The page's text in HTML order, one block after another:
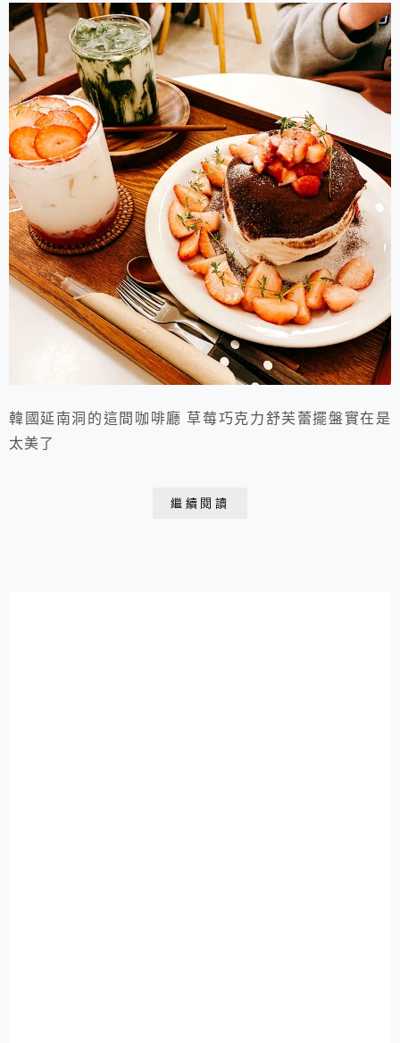
韓國延南洞的這間咖啡廳 草莓巧克力舒芙蕾擺盤實在是
太美了
繼續閱讀